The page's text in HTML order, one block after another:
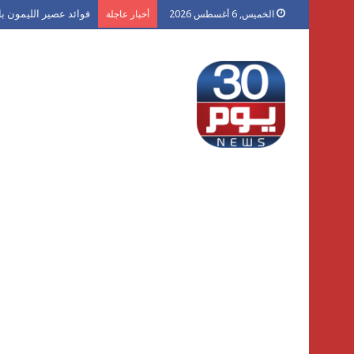
الخميس, 6 أغسطس 2026 أخبار عاجلة فوائد عصير الليمون